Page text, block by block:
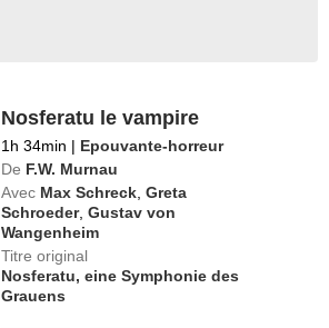
Nosferatu le vampire
1h 34min | Epouvante-horreur
De F.W. Murnau
Avec Max Schreck ,Greta
Schroeder,Gustav von
Wangenheim
Titre original
Nosferatu, eine Symphonie des
Grauens